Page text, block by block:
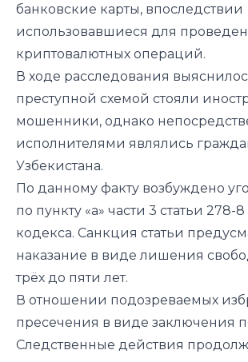
банковские карты, впоследствии
использовавшиеся для
криптовалютных операций.
В ходе расследования
преступной схемой стояли
мошенники, однако
исполнителями являлись
Узбекистана.
По данному факту возбуждено
по пункту «а» части 3 статьи 278-
кодекса. Санкция статьи
наказание в виде лишения
трёх до пяти лет.
В отношении подозреваемых
пресечения в виде заключения
Следственные действия